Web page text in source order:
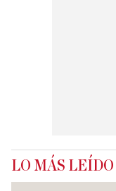
LO MÁS LEÍDO